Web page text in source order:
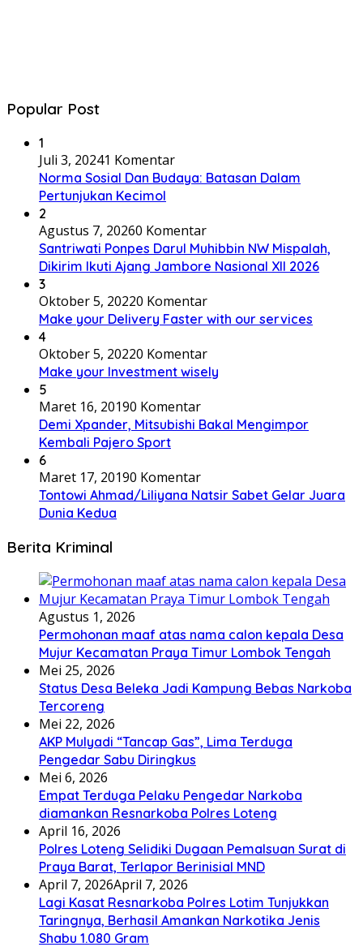
Popular Post
1
Juli 3, 20241 Komentar
Norma Sosial Dan Budaya: Batasan Dalam
Pertunjukan Kecimol
2
Agustus 7, 20260 Komentar
Santriwati Ponpes Darul Muhibbin NW Mispalah,
Dikirim Ikuti Ajang Jambore Nasional XII 2026
3
Oktober 5, 20220 Komentar
Make your Delivery Faster with our services
4
Oktober 5, 20220 Komentar
Make your Investment wisely
5
Maret 16, 20190 Komentar
Demi Xpander, Mitsubishi Bakal Mengimpor
Kembali Pajero Sport
6
Maret 17, 20190 Komentar
Tontowi Ahmad/Liliyana Natsir Sabet Gelar Juara
Dunia Kedua
Berita Kriminal
Agustus 1, 2026
Permohonan maaf atas nama calon kepala Desa
Mujur Kecamatan Praya Timur Lombok Tengah
Mei 25, 2026
Status Desa Beleka Jadi ‎Kampung Bebas Narkoba
Tercoreng
Mei 22, 2026
AKP Mulyadi “Tancap Gas”, Lima Terduga
Pengedar Sabu Diringkus
Mei 6, 2026
Empat Terduga Pelaku Pengedar Narkoba
diamankan Resnarkoba Polres Loteng
April 16, 2026
Polres Loteng Selidiki Dugaan Pemalsuan Surat di
Praya Barat, Terlapor Berinisial MND
April 7, 2026April 7, 2026
Lagi Kasat Resnarkoba Polres Lotim Tunjukkan
Taringnya, Berhasil Amankan Narkotika Jenis
Shabu 1.080 Gram